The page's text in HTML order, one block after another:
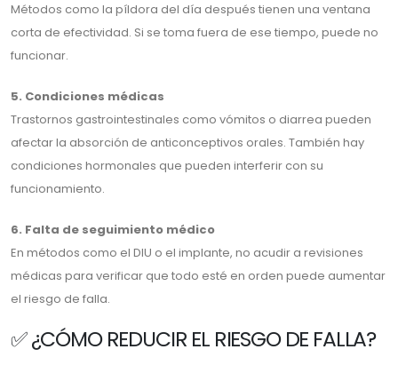
Métodos como la píldora del día después tienen una ventana
corta de efectividad. Si se toma fuera de ese tiempo, puede no
funcionar.
5. Condiciones médicas
Trastornos gastrointestinales como vómitos o diarrea pueden
afectar la absorción de anticonceptivos orales. También hay
condiciones hormonales que pueden interferir con su
funcionamiento.
6. Falta de seguimiento médico
En métodos como el DIU o el implante, no acudir a revisiones
médicas para verificar que todo esté en orden puede aumentar
el riesgo de falla.
✅ ¿CÓMO REDUCIR EL RIESGO DE FALLA?